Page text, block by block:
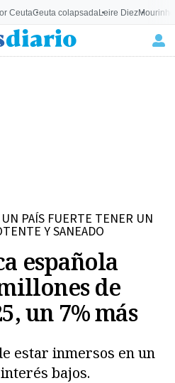
CeutaCeuta colapsadaLeire Diez
PAÍS FUERTE TENER UN
Y SANEADO
española
de
un 7% más
estar inmersos en un
bajos.